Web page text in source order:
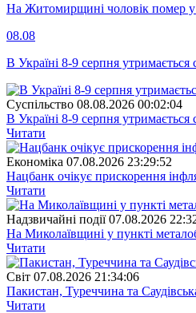
На Житомирщині чоловік помер у
08.08
В Україні 8-9 серпня утримається
Суспiльство 08.08.2026 00:02:04
В Україні 8-9 серпня утримається
Читати
Економіка 07.08.2026 23:29:52
Нацбанк очікує прискорення
Читати
Надзвичайні події 07.08.2026
На Миколаївщині у пункті
Читати
Свiт 07.08.2026 21:34:06
Пакистан, Туреччина та
Читати